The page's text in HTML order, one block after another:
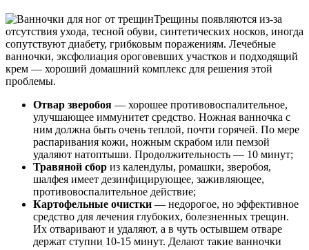
Трещины появляются из-за
отсутствия ухода, тесной обуви, синтетических носков, иногда
сопутствуют диабету, грибковым поражениям. Лечебные
ванночки, эксфолиация ороговевших участков и подходящий
крем — хороший домашний комплекс для решения этой
проблемы.
Отвар зверобоя — хорошее противовоспалительное,
улучшающее иммунитет средство. Ножная ванночка с
ним должна быть очень теплой, почти горячей. По мере
распаривания кожи, ножным скрабом или пемзой
удаляют натоптыши. Продолжительность — 10 минут;
Травяной сбор из календулы, ромашки, зверобоя,
шалфея имеет дезинфицирующее, заживляющее,
противовоспалительное действие;
Картофельные очистки — недорогое, но эффективное
средство для лечения глубоких, болезненных трещин.
Их отваривают и удаляют, а в чуть остывшем отваре
держат ступни 10-15 минут. Делают такие ванночки